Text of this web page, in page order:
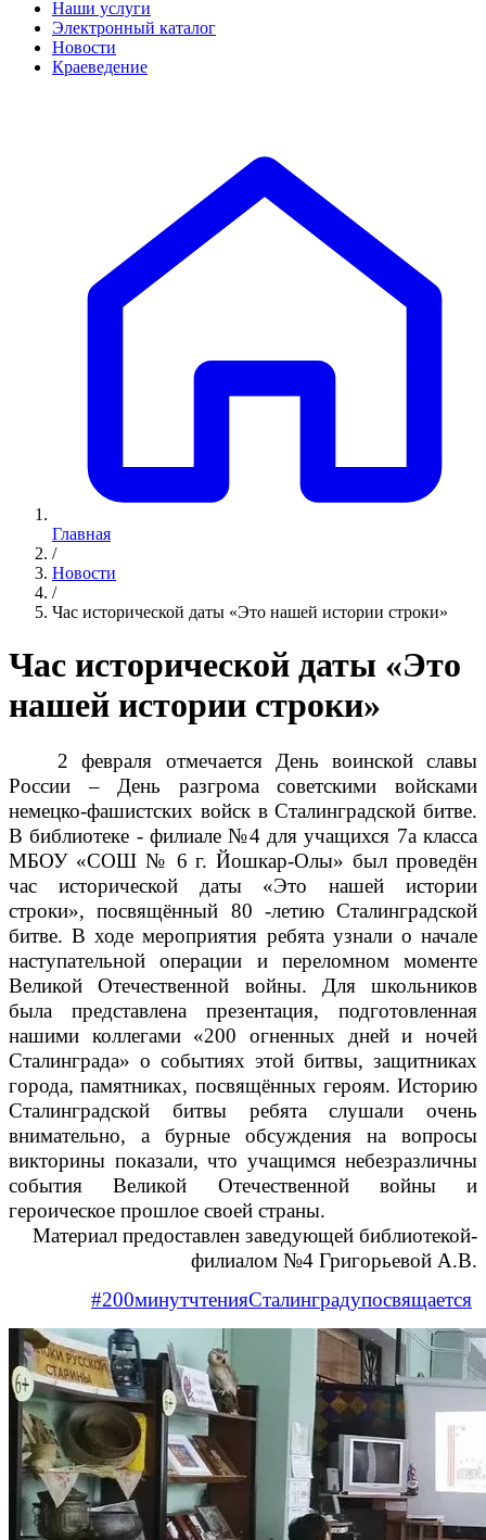
Наши услуги
Электронный каталог
Новости
Краеведение
Главная
/
Новости
/
Час исторической даты «Это нашей истории строки»
Час исторической даты «Это
нашей истории строки»
2 февраля отмечается День воинской славы
России – День разгрома советскими войсками
немецко-фашистских войск в Сталинградской битве.
В библиотеке - филиале №4 для учащихся 7а класса
МБОУ «СОШ № 6 г. Йошкар-Олы» был проведён
час исторической даты «Это нашей истории
строки», посвящённый 80 -летию Сталинградской
битве. В ходе мероприятия ребята узнали о начале
наступательной операции и переломном моменте
Великой Отечественной войны. Для школьников
была представлена презентация, подготовленная
нашими коллегами «200 огненных дней и ночей
Сталинграда» о событиях этой битвы, защитниках
города, памятниках, посвящённых героям. Историю
Сталинградской битвы ребята слушали очень
внимательно, а бурные обсуждения на вопросы
викторины показали, что учащимся небезразличны
события Великой Отечественной войны и
героическое прошлое своей страны.
Материал предоставлен заведующей библиотекой-
филиалом №4 Григорьевой А.В.
#200минутчтенияСталинградупосвящается